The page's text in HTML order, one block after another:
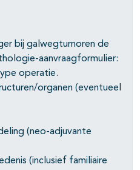
bij galwegtumoren de
aanvraagformulier:
operatie.
organen (eventueel
(neo-adjuvante
(inclusief familiaire